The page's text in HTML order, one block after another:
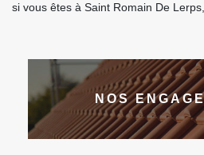
si vous êtes à Saint Romain De
NOS